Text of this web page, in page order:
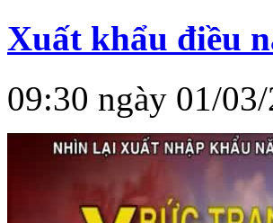
Xuất khẩu điều
09:30 ngày 01/